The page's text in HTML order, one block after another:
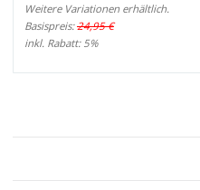
Weitere Variationen erhältlich.
Basispreis:24,95 €
inkl. Rabatt: 5%